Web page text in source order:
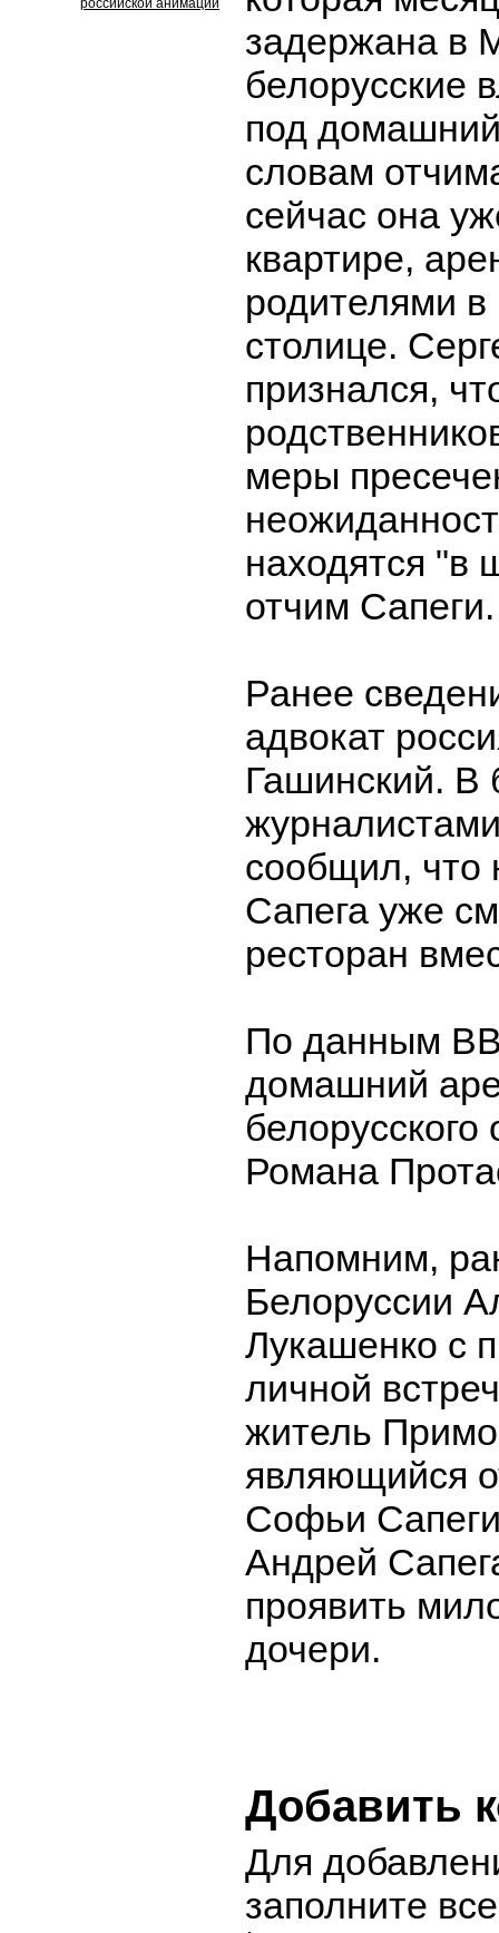
российской анимации
задержана в
белорусские
под
словам
сейчас она
квартире,
родителями в
столице.
признался,
меры
находятся "в
отчим Сапеги.
Ранее
адвокат
Гашинский. В
сообщил, что
Сапега уже
ресторан
По данным
домашний
Романа
Напомним,
Белоруссии
Лукашенко с
личной
житель
являющийся
Софьи
Андрей
проявить
дочери.
Добавить
Для
заполните